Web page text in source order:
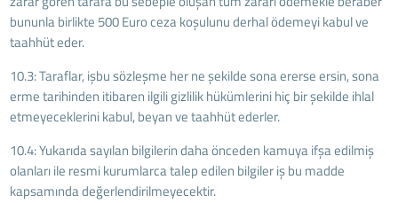
bununla birlikte 500 Euro ceza koşulunu derhal ödemeyi kabul ve
taahhüt eder.
10.3: Taraflar, işbu sözleşme her ne şekilde sona ererse ersin, sona
erme tarihinden itibaren ilgili gizlilik hükümlerini hiç bir şekilde ihlal
etmeyeceklerini kabul, beyan ve taahhüt ederler.
10.4: Yukarıda sayılan bilgilerin daha önceden kamuya ifşa edilmiş
olanları ile resmi kurumlarca talep edilen bilgiler iş bu madde
kapsamında değerlendirilmeyecektir.